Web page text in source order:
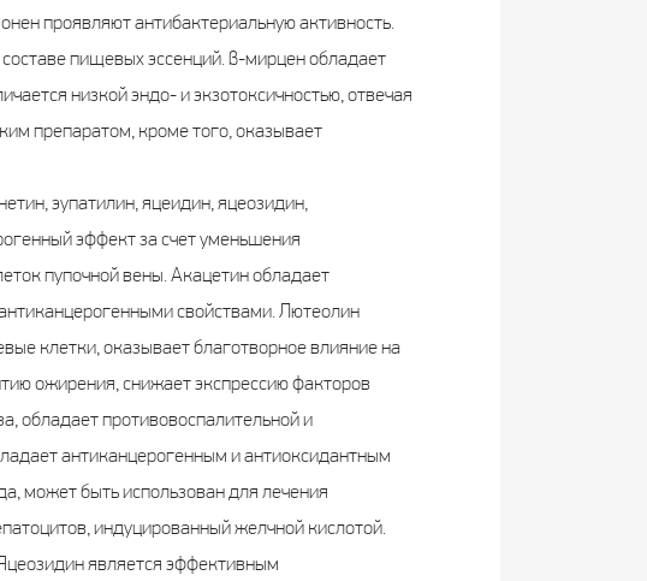
проявляют антибактериальную активность.
пищевых эссенций. β-мирцен обладает
низкой эндо- и экзотоксичностью, отвечая
препаратом, кроме того, оказывает
эупатилин, яцеидин, яцеозидин,
эффект за счет уменьшения
пупочной вены. Акацетин обладает
свойствами. Лютеолин
клетки, оказывает благотворное влияние на
ожирения, снижает экспрессию факторов
обладает противовоспалительной и
антиканцерогенным и антиоксидантным
может быть использован для лечения
индуцированный желчной кислотой.
является эффективным